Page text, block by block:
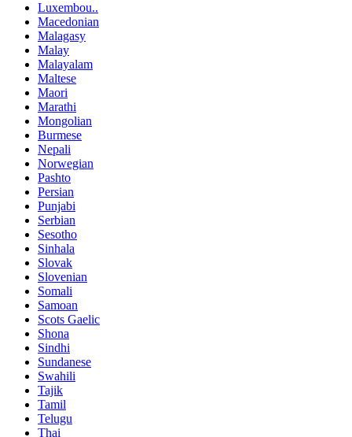
Luxembou..
Macedonian
Malagasy
Malay
Malayalam
Maltese
Maori
Marathi
Mongolian
Burmese
Nepali
Norwegian
Pashto
Persian
Punjabi
Serbian
Sesotho
Sinhala
Slovak
Slovenian
Somali
Samoan
Scots Gaelic
Shona
Sindhi
Sundanese
Swahili
Tajik
Tamil
Telugu
Thai